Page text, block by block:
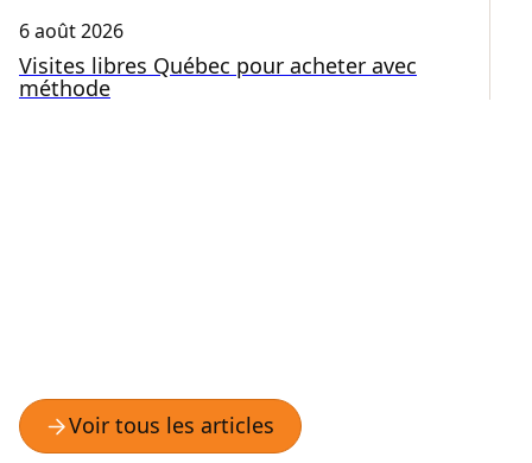
6 août 2026
Visites libres Québec pour acheter avec
méthode